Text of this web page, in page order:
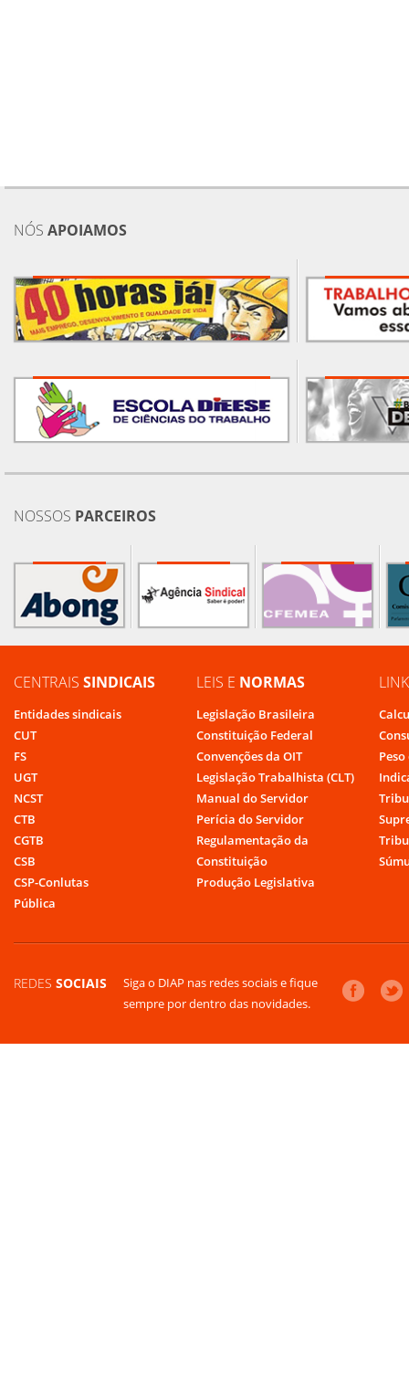
NÓS APOIAMOS
NOSSOS PARCEIROS
CENTRAIS SINDICAIS
Entidades sindicais
CUT
FS
UGT
NCST
CTB
CGTB
CSB
CSP-Conlutas
Pública
LEIS E NORMAS
Legislação Brasileira
Constituição Federal
Convenções da OIT
Legislação Trabalhista (CLT)
Manual do Servidor
Perícia do Servidor
Regulamentação da
Constituição
Produção Legislativa
REDES SOCIAIS
Siga o DIAP nas redes sociais e fique
sempre por dentro das novidades.